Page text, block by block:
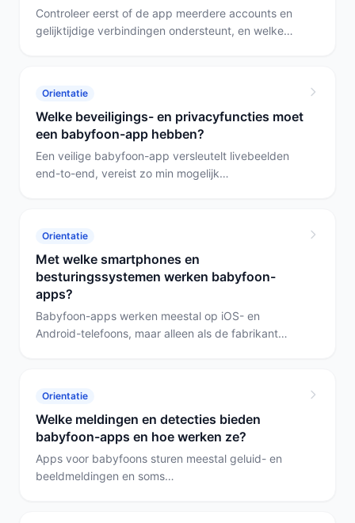
Controleer eerst of de app meerdere accounts en
gelijktijdige verbindingen ondersteunt, en welke
Saaf of de Motorola AM21, die volgens de
specificaties geen app-bediening nodig hebben.
Orientatie
Welke beveiligings- en privacyfuncties moet
een babyfoon-app hebben?
Een veilige babyfoon-app versleutelt livebeelden
end-to-end, vereist zo min mogelijk
app en verzamelen geen gebruikersdata, wat
privacy eenvoudiger maakt.
Orientatie
Met welke smartphones en
besturingssystemen werken babyfoon-
apps?
Babyfoon-apps werken meestal op iOS- en
Android-telefoons, maar alleen als de fabrikant
Motorola AM21 vereist wifiverbinding maar heeft
geen app, de Saaf 5-inch heeft camera en monitor
maar geen app.
Orientatie
Welke meldingen en detecties bieden
babyfoon-apps en hoe werken ze?
Apps voor babyfoons sturen meestal geluid- en
beeldmeldingen en soms